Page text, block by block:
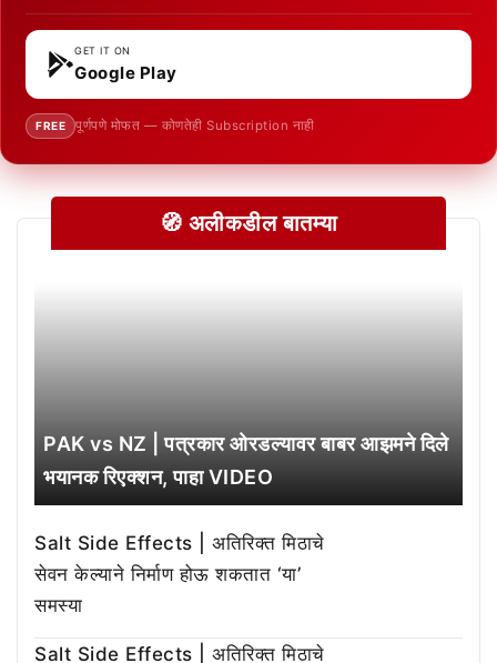
GET IT ON
Google Play
FREE पूर्णपणे मोफत — कोणतेही Subscription नाही
🧭 अलीकडील बातम्या
PAK vs NZ | पत्रकार ओरडल्यावर बाबर आझमने दिले
भयानक रिएक्शन, पाहा VIDEO
Salt Side Effects | अतिरिक्त मिठाचे
सेवन केल्याने निर्माण होऊ शकतात ‘या’
समस्या
Salt Side Effects | अतिरिक्त मिठाचे